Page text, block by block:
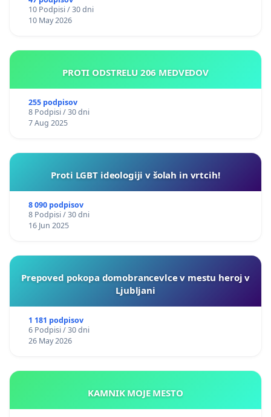
10 Podpisi / 30 dni
10 May 2026
PROTI ODSTRELU 206 MEDVEDOV
255 podpisov
8 Podpisi / 30 dni
7 Aug 2025
Proti LGBT ideologiji v šolah in vrtcih!
8 090 podpisov
8 Podpisi / 30 dni
16 Jun 2025
Prepoved pokopa domobrancevlce v mestu heroj v
Ljubljani
1 181 podpisov
6 Podpisi / 30 dni
26 May 2026
KAMNIK MOJE MESTO